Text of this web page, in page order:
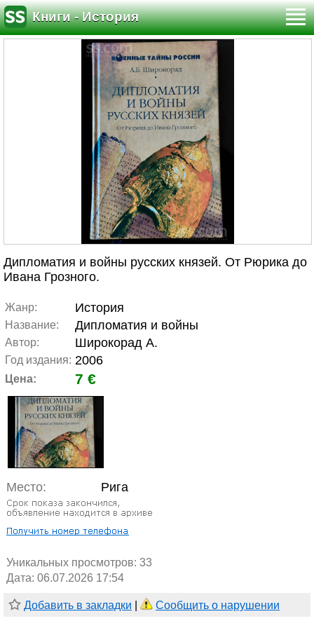
Книги - История
Дипломатия и войны русских князей. От Рюрика до
Ивана Грозного.
Жанр: История
Название: Дипломатия и войны
Автор: Широкорад А.
Год издания: 2006
Цена: 7 €
Место: Рига
Уникальных просмотров: 33
Дата: 06.07.2026 17:54
Добавить в закладки Сообщить о нарушении